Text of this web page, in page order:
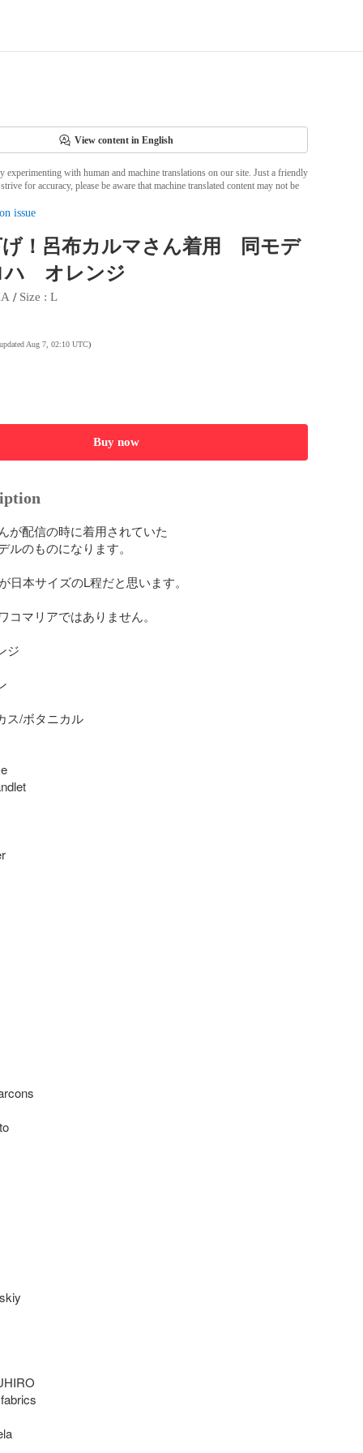
View content in English
experimenting with human and machine translations on our site. Just a friendly
for accuracy, please be aware that machine translated content may not be
issue
げ！呂布カルマさん着用 同モデ
オレンジ
/ Size : L
Aug 7, 02:10 UTC)
Buy now
が配信の時に着用されていた
ルのものになります。
日本サイズのL程だと思います。
コマリアではありません。
ジ
ス/ボタニカル